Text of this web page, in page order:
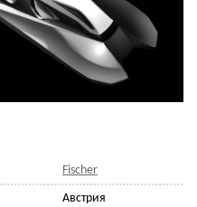
Fischer
Австрия